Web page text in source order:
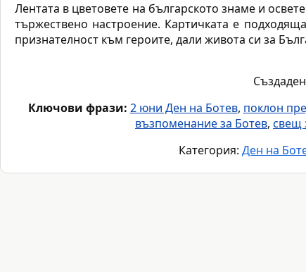
Лентата в цветовете на българското знаме и
тържествено настроение. Картичката е
признателност към героите, дали живота си за
Ключови фрази: 2 юни Ден на Ботев, поклон
възпоменание за Ботев, свещ
Категория: Ден на